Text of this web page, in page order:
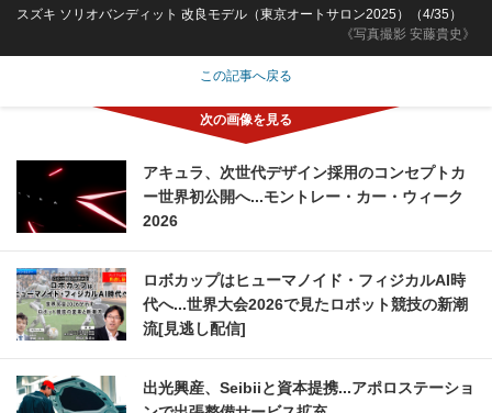
《写真撮影 安藤貴史》
スズキ ソリオバンディット 改良モデル（東京オートサロン2025）（4/35）
この記事へ戻る
アキュラ、次世代デザイン採用のコンセプトカ
ー世界初公開へ...モントレー・カー・ウィーク
2026
ロボカップはヒューマノイド・フィジカルAI時
代へ...世界大会2026で見たロボット競技の新潮
流[見逃し配信]
出光興産、Seibiiと資本提携...アポロステーショ